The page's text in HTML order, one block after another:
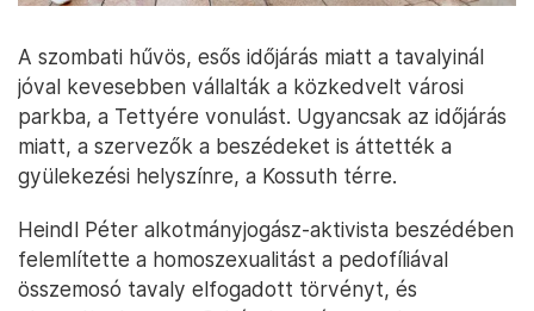
A szombati hűvös, esős időjárás miatt a tavalyinál
jóval kevesebben vállalták a közkedvelt városi
parkba, a Tettyére vonulást. Ugyancsak az időjárás
miatt, a szervezők a beszédeket is áttették a
gyülekezési helyszínre, a Kossuth térre.
Heindl Péter alkotmányjogász-aktivista beszédében
felemlítette a homoszexualitást a pedofíliával
összemosó tavaly elfogadott törvényt, és